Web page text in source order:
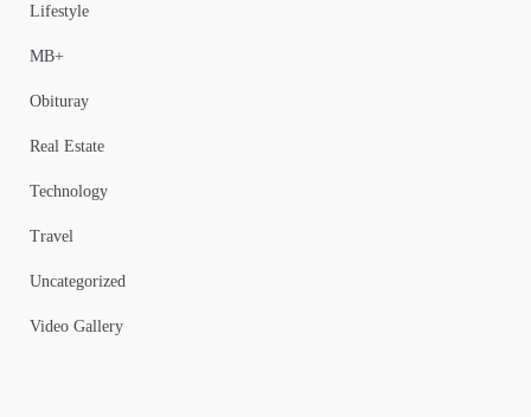
Lifestyle
MB+
Obituray
Real Estate
Technology
Travel
Uncategorized
Video Gallery